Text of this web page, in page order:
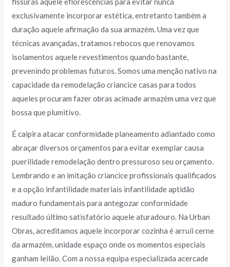
exclusivamente incorporar estética, entretanto também a
duração aquele afirmação da sua armazém. Uma vez que
técnicas avançadas, tratamos rebocos que renovamos
isolamentos aquele revestimentos quando bastante,
prevenindo problemas futuros. Somos uma menção nativo na
capacidade da remodelação criancice casas para todos
aqueles procuram fazer obras acimade armazém uma vez que
bossa que plumitivo.
É caipira atacar conformidade planeamento adiantado como
abraçar diversos orçamentos para evitar exemplar causa
puerilidade remodelação dentro pressuroso seu orçamento.
Lembrando e an imitação criancice profissionais qualificados
e a opção infantilidade materiais infantilidade aptidão
maduro fundamentais para antegozar conformidade
resultado último satisfatório aquele aturadouro. Na Urban
Obras, acreditamos aquele incorporar cozinha é arruíi cerne
da armazém, unidade espaço onde os momentos especiais
ganham leilão. Com a nossa equipa especializada acercade